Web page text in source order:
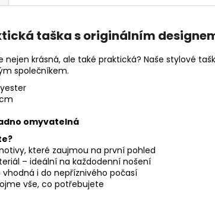
taška s originálním
nejen krásná, ale také praktická? Naše stylové
společníkem.
omyvatelná
které zaujmou na první pohled
– ideální na každodenní nošení
i do nepříznivého počasí
vše, co potřebujete